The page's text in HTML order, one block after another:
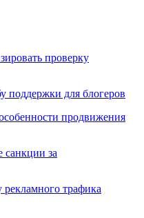
проверку
поддержки для блогеров
продвижения
санкции за
рекламного трафика